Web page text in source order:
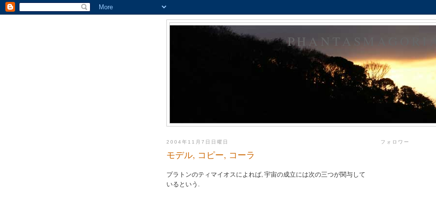
2004年11月7日日曜日
モデル, コピー, コーラ
プラトンのティマイオスによれば, 宇宙の成立には次の三つが関与して
いるという.
フォロワー